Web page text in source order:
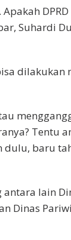
Suhardi
dilakukan
Tentu
baru
lain
Dinas